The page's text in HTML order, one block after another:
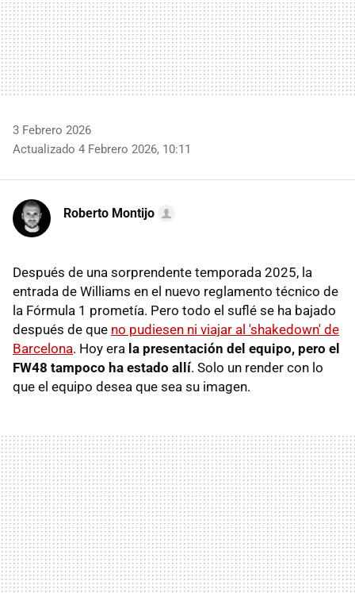
3 Febrero 2026
Actualizado 4 Febrero 2026, 10:11
Roberto Montijo
Después de una sorprendente temporada 2025, la
entrada de Williams en el nuevo reglamento técnico de
la Fórmula 1 prometía. Pero todo el suflé se ha bajado
después de que no pudiesen ni viajar al 'shakedown' de
Barcelona. Hoy era la presentación del equipo, pero el
FW48 tampoco ha estado allí. Solo un render con lo
que el equipo desea que sea su imagen.